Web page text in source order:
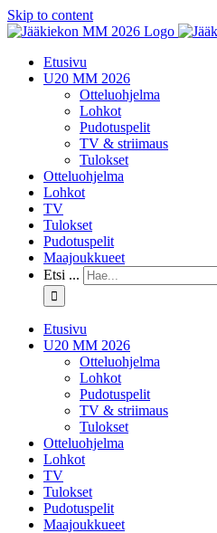
Skip to content
Etusivu
U20 MM 2026
Otteluohjelma
Lohkot
Pudotuspelit
TV & striimaus
Tulokset
Otteluohjelma
Lohkot
TV
Tulokset
Pudotuspelit
Maajoukkueet
Etsi ...
Etusivu
U20 MM 2026
Otteluohjelma
Lohkot
Pudotuspelit
TV & striimaus
Tulokset
Otteluohjelma
Lohkot
TV
Tulokset
Pudotuspelit
Maajoukkueet